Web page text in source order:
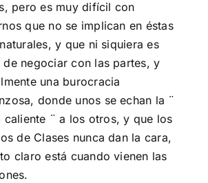
pero es muy difícil con
que no se implican en éstas
y que ni siquiera es
de negociar con las partes, y
una burocracia
donde unos se echan la ¨
caliente ¨ a los otros, y que los
de Clases nunca dan la cara,
claro está cuando vienen las